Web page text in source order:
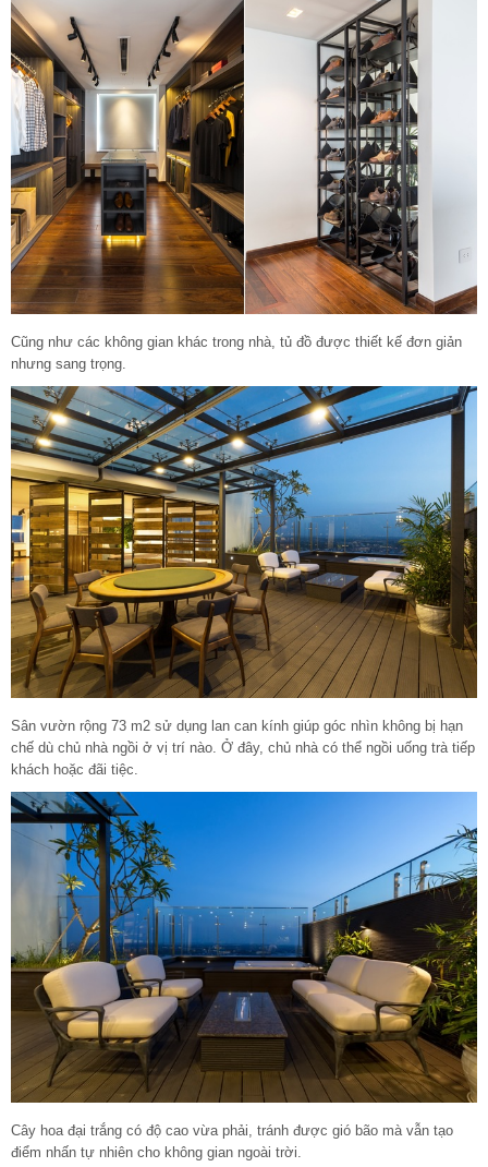
Cũng như các không gian khác trong nhà, tủ đồ được thiết kế đơn giản
nhưng sang trọng.
Sân vườn rộng 73 m2 sử dụng lan can kính giúp góc nhìn không bị hạn
chế dù chủ nhà ngồi ở vị trí nào. Ở đây, chủ nhà có thể ngồi uống trà tiếp
khách hoặc đãi tiệc.
Cây hoa đại trắng có độ cao vừa phải, tránh được gió bão mà vẫn tạo
điểm nhấn tự nhiên cho không gian ngoài trời.